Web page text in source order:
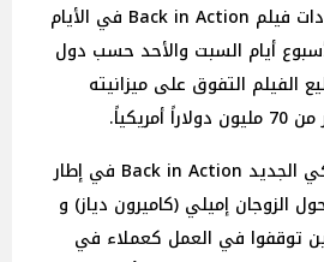
ومن المُقرر أن ترتفع إيرادات فيلم Back in Action في الأيام
أيام السبت والأحد حسب دول
الفيلم التفوق على ميزانيته
تدور قصة الفيلم الأمريكي الجديد Back in Action في إطار
الزوجان إميلي (كاميرون دياز) و
توقفوا في العمل كعملاء في